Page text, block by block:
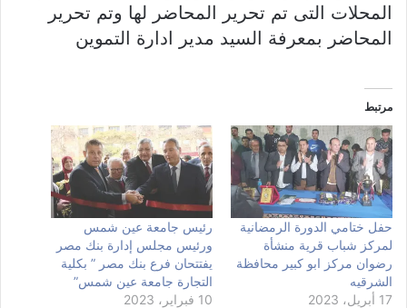
المحلات التى تم تحرير المحاضر لها وتم تحرير
المحاضر بمعرفة السيد مدير ادارة التموين
مرتبط
حفل ختامي الدورة الرمضانية
لمركز شباب قرية منشأة
رضوان مركز ابو كبير محافظة
الشرقيه
17 أبريل، 2023
رئيس جامعة عين شمس
ورئيس مجلس إدارة بنك مصر
يفتتحان فرع بنك مصر ” بكلية
التجارة جامعة عين شمس”
10 فبراير، 2023